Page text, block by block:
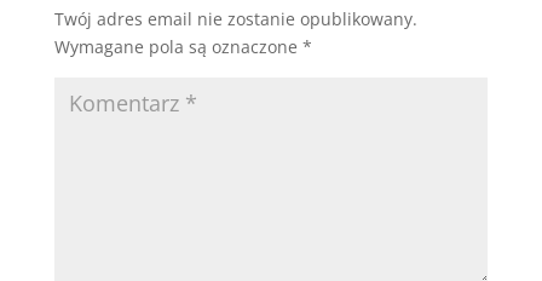
Twój adres email nie zostanie opublikowany.
Wymagane pola są oznaczone *